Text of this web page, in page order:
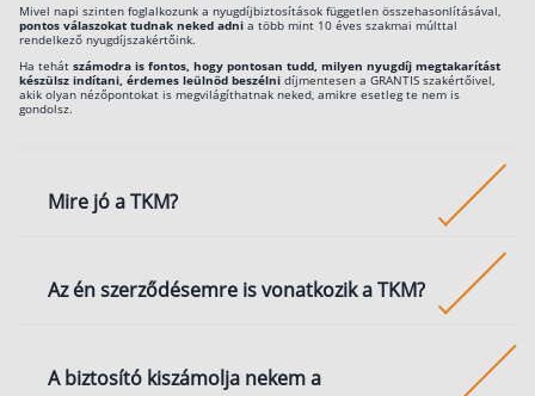
Mivel napi szinten foglalkozunk a nyugdíjbiztosítások független összehasonlításával,
pontos válaszokat tudnak neked adni a több mint 10 éves szakmai múlttal
rendelkező nyugdíjszakértőink.
Ha tehát számodra is fontos, hogy pontosan tudd, milyen nyugdíj megtakarítást
készülsz indítani, érdemes leülnöd beszélni díjmentesen a GRANTIS szakértőivel,
akik olyan nézőpontokat is megvilágíthatnak neked, amikre esetleg te nem is
gondolsz.
Mire jó a TKM?
A teljes költségmutatóval gyorsan átláthatod, hogy
nagyjából mekkora a vagyonarányos költsége egy
hogy összehasonlíthasd az ajánlatokat és elkerüld
indokolatlanul drága megtakarításokat.
Az én szerződésemre is vonatkozik a TKM?
számolják ki a biztosítók. Ha te vagy a szerződésed
A biztosító kiszámolja nekem a